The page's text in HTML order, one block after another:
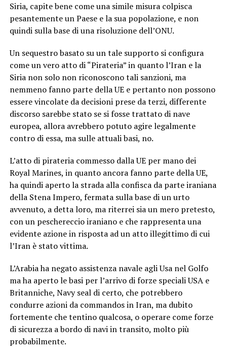
Siria, capite bene come una simile misura colpisca
pesantemente un Paese e la sua popolazione, e non
quindi sulla base di una risoluzione dell’ONU.
Un sequestro basato su un tale supporto si configura
come un vero atto di “Pirateria” in quanto l’Iran e la
Siria non solo non riconoscono tali sanzioni, ma
nemmeno fanno parte della UE e pertanto non possono
essere vincolate da decisioni prese da terzi, differente
discorso sarebbe stato se si fosse trattato di nave
europea, allora avrebbero potuto agire legalmente
contro di essa, ma sulle attuali basi, no.
L’atto di pirateria commesso dalla UE per mano dei
Royal Marines, in quanto ancora fanno parte della UE,
ha quindi aperto la strada alla confisca da parte iraniana
della Stena Impero, fermata sulla base di un urto
avvenuto, a detta loro, ma riterrei sia un mero pretesto,
con un peschereccio iraniano e che rappresenta una
evidente azione in risposta ad un atto illegittimo di cui
l’Iran è stato vittima.
L’Arabia ha negato assistenza navale agli Usa nel Golfo
ma ha aperto le basi per l’arrivo di forze speciali USA e
Britanniche, Navy seal di certo, che potrebbero
condurre azioni da commandos in Iran, ma dubito
fortemente che tentino qualcosa, o operare come forze
di sicurezza a bordo di navi in transito, molto più
probabilmente.